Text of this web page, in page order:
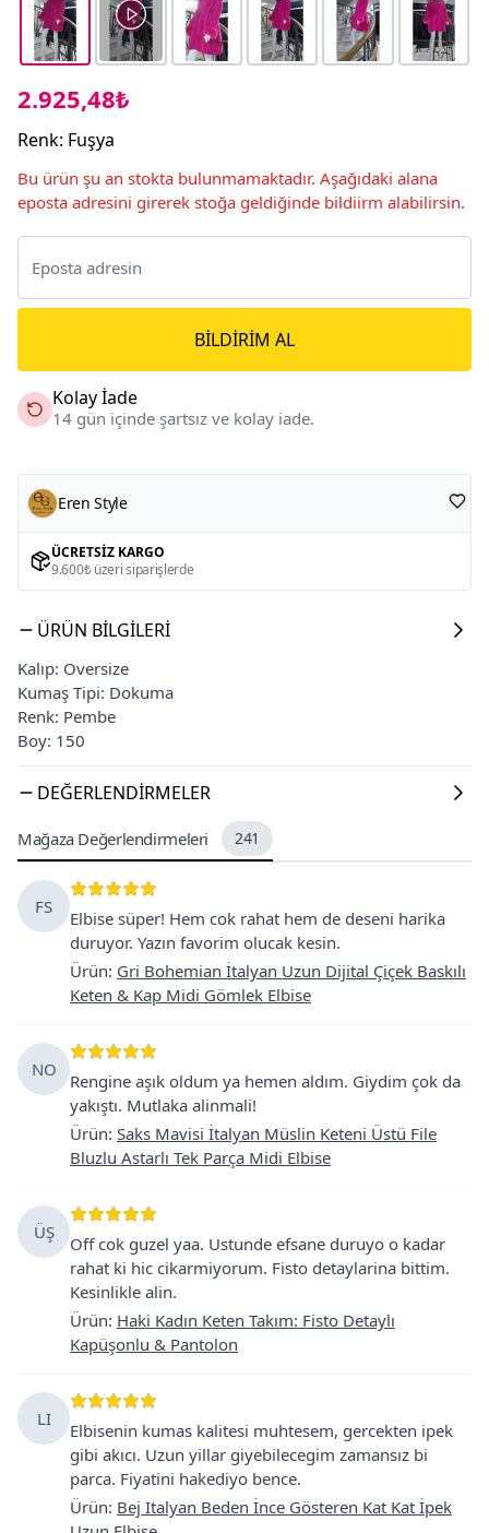
2.925,48₺
Renk: Fuşya
Bu ürün şu an stokta bulunmamaktadır. Aşağıdaki alana
eposta adresini girerek stoğa geldiğinde bildiirm alabilirsin.
BILDIRIM AL
Kolay İade
14 gün içinde şartsız ve kolay iade.
Eren Style
ÜCRETSIZ KARGO
9.600₺ üzeri siparişlerde
ÜRÜN BILGILERI
Kalıp: Oversize
Kumaş Tipi: Dokuma
Renk: Pembe
Boy: 150
DEĞERLENDIRMELER
Mağaza Değerlendirmeleri 241
FS
Elbise süper! Hem cok rahat hem de deseni harika
duruyor. Yazın favorim olucak kesin.
Ürün: Gri Bohemian İtalyan Uzun Dijital Çiçek Baskılı
Keten & Kap Midi Gömlek Elbise
NO
Rengine aşık oldum ya hemen aldım. Giydim çok da
yakıştı. Mutlaka alinmali!
Ürün: Saks Mavisi İtalyan Müslin Keteni Üstü File
Bluzlu Astarlı Tek Parça Midi Elbise
ÜŞ
Off cok guzel yaa. Ustunde efsane duruyo o kadar
rahat ki hic cikarmiyorum. Fisto detaylarina bittim.
Kesinlikle alin.
Ürün: Haki Kadın Keten Takım: Fisto Detaylı
Kapüşonlu & Pantolon
LI
Elbisenin kumas kalitesi muhtesem, gercekten ipek
gibi akıcı. Uzun yillar giyebilecegim zamansız bi
parca. Fiyatini hakediyo bence.
Ürün: Bej Italyan Beden İnce Gösteren Kat Kat İpek